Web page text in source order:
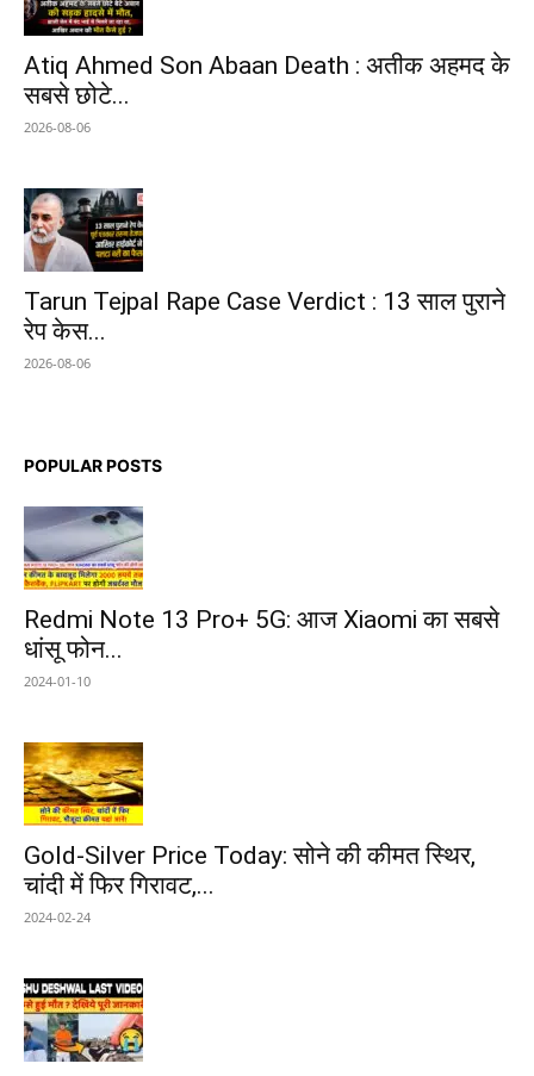
Atiq Ahmed Son Abaan Death : अतीक अहमद के
सबसे छोटे...
2026-08-06
Tarun Tejpal Rape Case Verdict : 13 साल पुराने
रेप केस...
2026-08-06
POPULAR POSTS
Redmi Note 13 Pro+ 5G: आज Xiaomi का सबसे
धांसू फोन...
2024-01-10
Gold-Silver Price Today: सोने की कीमत स्थिर,
चांदी में फिर गिरावट,...
2024-02-24